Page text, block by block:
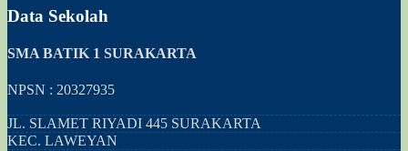
Data Sekolah
SMA BATIK 1 SURAKARTA
NPSN : 20327935
JL. SLAMET RIYADI 445 SURAKARTA
KEC. LAWEYAN